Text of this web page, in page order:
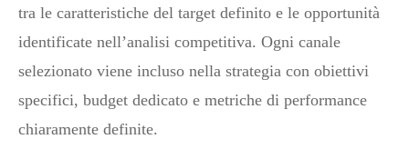
tra le caratteristiche del target definito e le opportunità
identificate nell’analisi competitiva. Ogni canale
selezionato viene incluso nella strategia con obiettivi
specifici, budget dedicato e metriche di performance
chiaramente definite.